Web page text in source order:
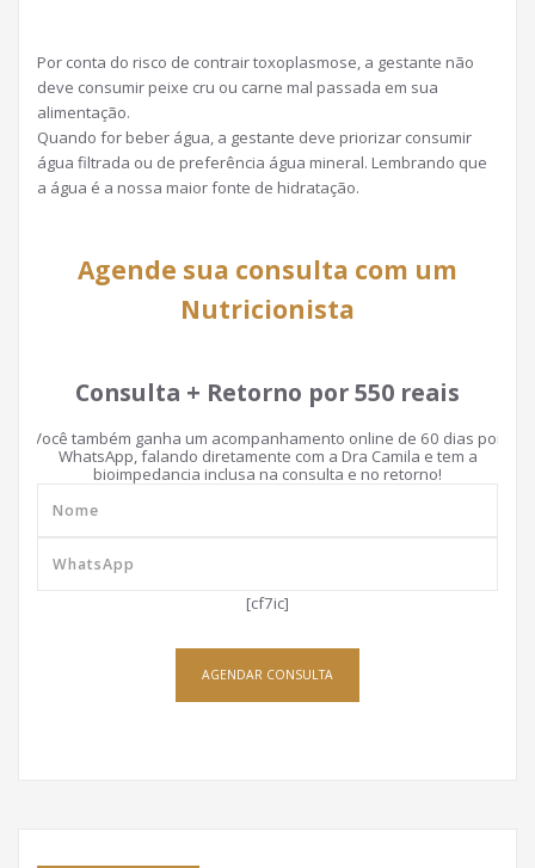
Por conta do risco de contrair toxoplasmose, a gestante não
deve consumir peixe cru ou carne mal passada em sua
alimentação.
Quando for beber água, a gestante deve priorizar consumir
água filtrada ou de preferência água mineral. Lembrando que
a água é a nossa maior fonte de hidratação.
Agende sua consulta com um
Nutricionista
Consulta + Retorno por 550 reais
Você também ganha um acompanhamento online de 60 dias por
WhatsApp, falando diretamente com a Dra Camila e tem a
bioimpedancia inclusa na consulta e no retorno!
[cf7ic]
AGENDAR CONSULTA